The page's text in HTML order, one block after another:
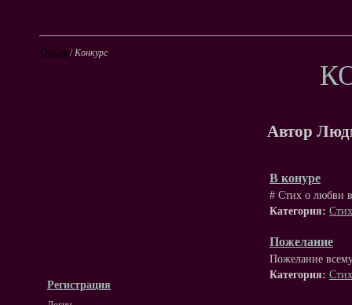
Olrs.ru /Конкурс
Регистрация
Автор
В конуре
# Стих о любви
Категория:
Пожелание
Пожелание
Категория: